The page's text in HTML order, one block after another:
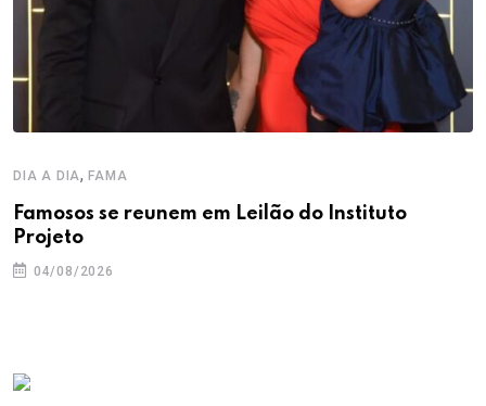
DIA A DIA,FAMA
Famosos se reunem em Leilão do Instituto
Projeto
04/08/2026